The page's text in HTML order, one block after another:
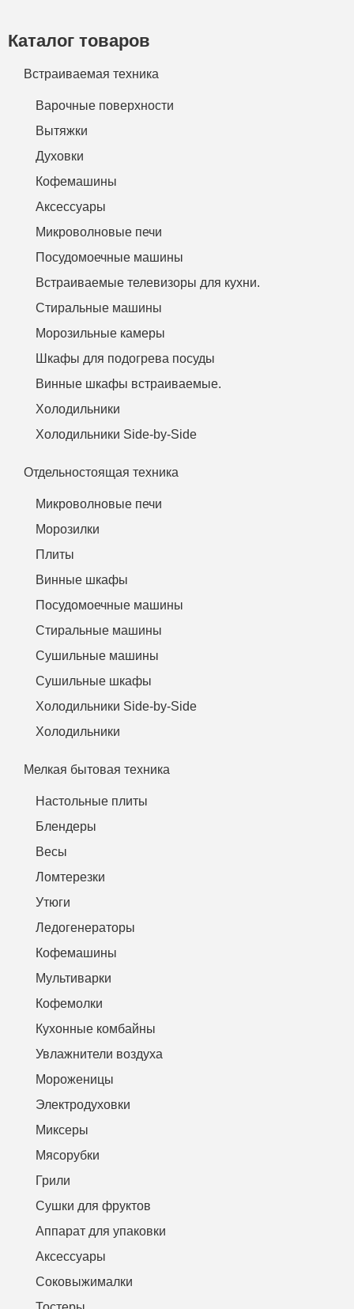
Каталог товаров
Встраиваемая техника
Варочные поверхности
Вытяжки
Духовки
Кофемашины
Аксессуары
Микроволновые печи
Посудомоечные машины
Встраиваемые телевизоры для кухни.
Стиральные машины
Морозильные камеры
Шкафы для подогрева посуды
Винные шкафы встраиваемые.
Холодильники
Холодильники Side-by-Side
Отдельностоящая техника
Микроволновые печи
Морозилки
Плиты
Винные шкафы
Посудомоечные машины
Стиральные машины
Сушильные машины
Сушильные шкафы
Холодильники Side-by-Side
Холодильники
Мелкая бытовая техника
Настольные плиты
Блендеры
Весы
Ломтерезки
Утюги
Ледогенераторы
Кофемашины
Мультиварки
Кофемолки
Кухонные комбайны
Увлажнители воздуха
Мороженицы
Электродуховки
Миксеры
Мясорубки
Грили
Сушки для фруктов
Аппарат для упаковки
Аксессуары
Соковыжималки